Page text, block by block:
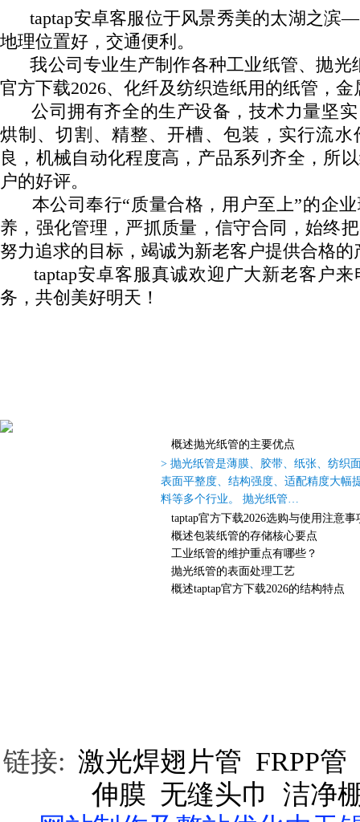
taptap安卓客服位于风景秀美的太湖之滨—
地理位置好，交通便利。
我公司专业生产制作各种工业纸管、抛光
官方下载2026、化纤及纺织造纸用的纸管，
公司拥有齐全的生产设备，技术力量坚实
烘制、切割、精整、开槽、包装，实行流
良，机械自动化程度高，产品系列齐全，所
户的好评。
本公司奉行“质量合格，用户至上”的企业
养，强化管理，严抓质量，信守合同，始终
努力追求的目标，竭诚为新老客户提供合格
taptap安卓客服真诚欢迎广大新老客户来
务，共创美好明天！
概述抛光纸管的主要优点
> 抛光纸管是薄膜、胶带、纸张、纺织
表面平整度、结构强度、适配精度大幅
料等多个行业。 抛光纸管…
taptap官方下载2026选购与使用注意事
概述包装纸管的存储核心要点
工业纸管的维护重点有哪些？
抛光纸管的表面处理工艺
概述taptap官方下载2026的结构特点
链接: 激光焊翅片管 FRPP管
伸膜 无缝头巾
洁净